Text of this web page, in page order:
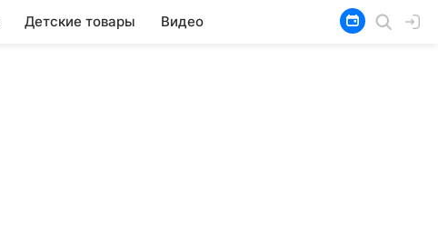
Детские товары Видео